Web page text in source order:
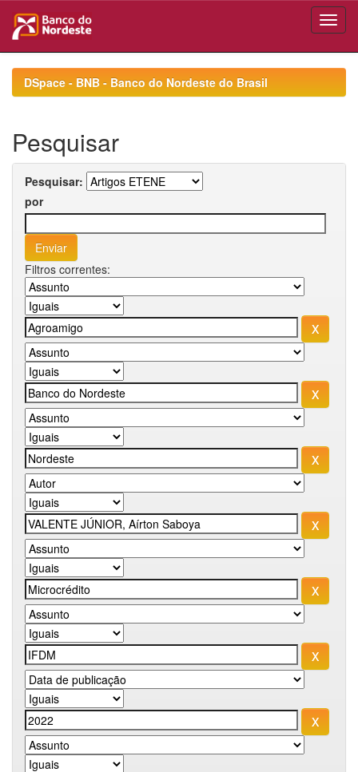
navigationDSpace - BNB - Banco do Nordeste do Brasil
Pesquisar
Pesquisar:
por
Filtros correntes: